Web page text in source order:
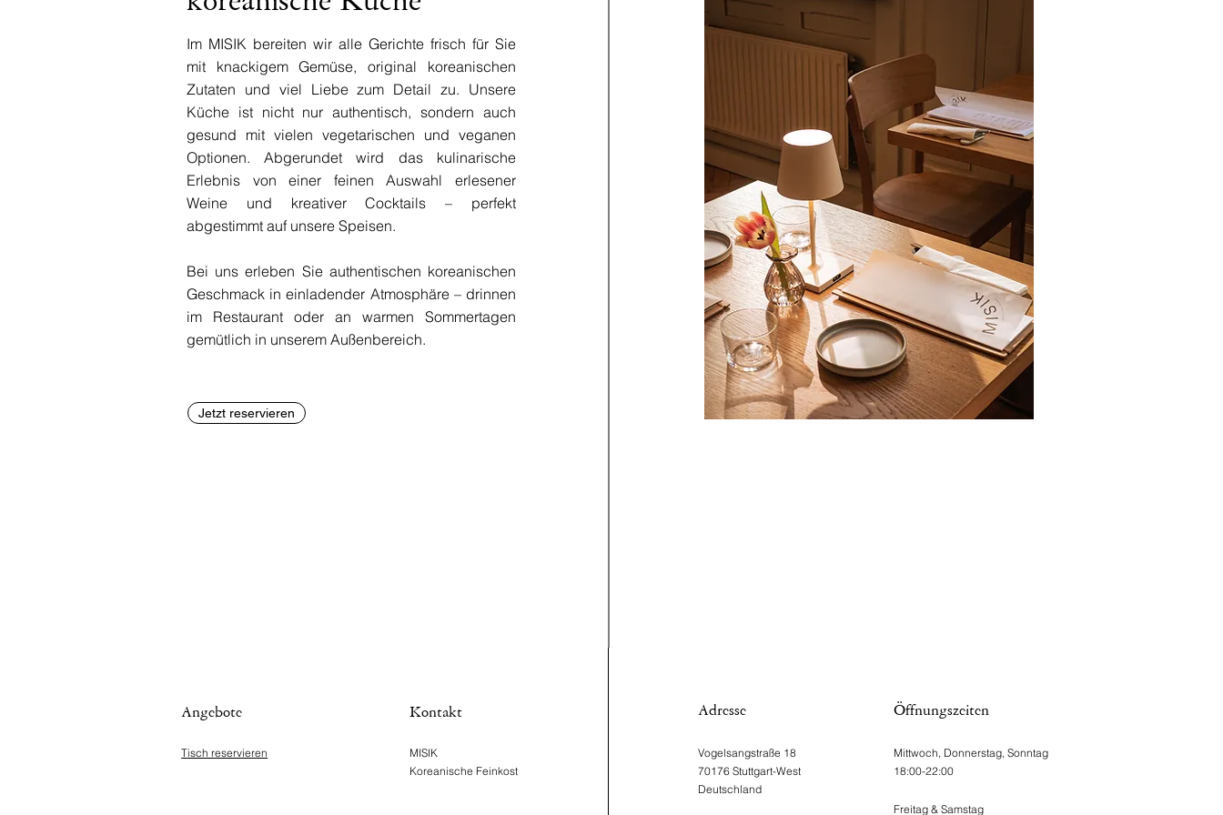
Im MISIK bereiten wir alle Gerichte frisch für Sie
mit knackigem Gemüse, original koreanischen
Zutaten und viel Liebe zum Detail zu. Unsere
Küche ist nicht nur authentisch, sondern auch
gesund mit vielen vegetarischen und veganen
Optionen. Abgerundet wird das kulinarische
Erlebnis von einer feinen Auswahl erlesener
Weine und kreativer Cocktails – perfekt
abgestimmt auf unsere Speisen.
Bei uns erleben Sie authentischen koreanischen
Geschmack in einladender Atmosphäre – drinnen
im Restaurant oder an warmen Sommertagen
gemütlich in unserem Außenbereich.
Jetzt reservieren
Angebote
Tisch reservieren
Kontakt
MISIK
Koreanische Feinkost
Adresse
Vogelsangstraße 18
70176 Stuttgart-West ​
Deutschland
Öffnungszeiten
Mittwoch, Donnerstag, Sonntag
18:00-22:00
Freitag & Samstag